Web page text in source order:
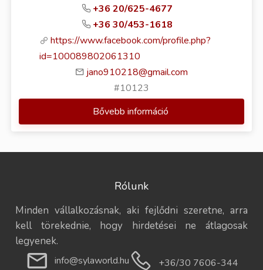
+36 20/625-4677
+36 30/453-1618
https://www.facebook.com/profile.php?
id=100089802061310
jano910218@gmail.com
#10123
Bővebb információ
Rólunk
Minden vállalkozásnak, aki fejlődni szeretne, arra
kell törekednie, hogy hirdetései ne átlagosak
legyenek.
info@sylaworld.hu +36/30 7606-344